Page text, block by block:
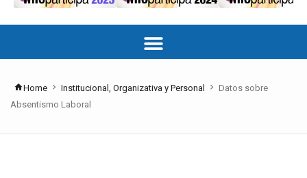
Home Institucional, Organizativa y Personal
Datos sobre
Absentismo Laboral